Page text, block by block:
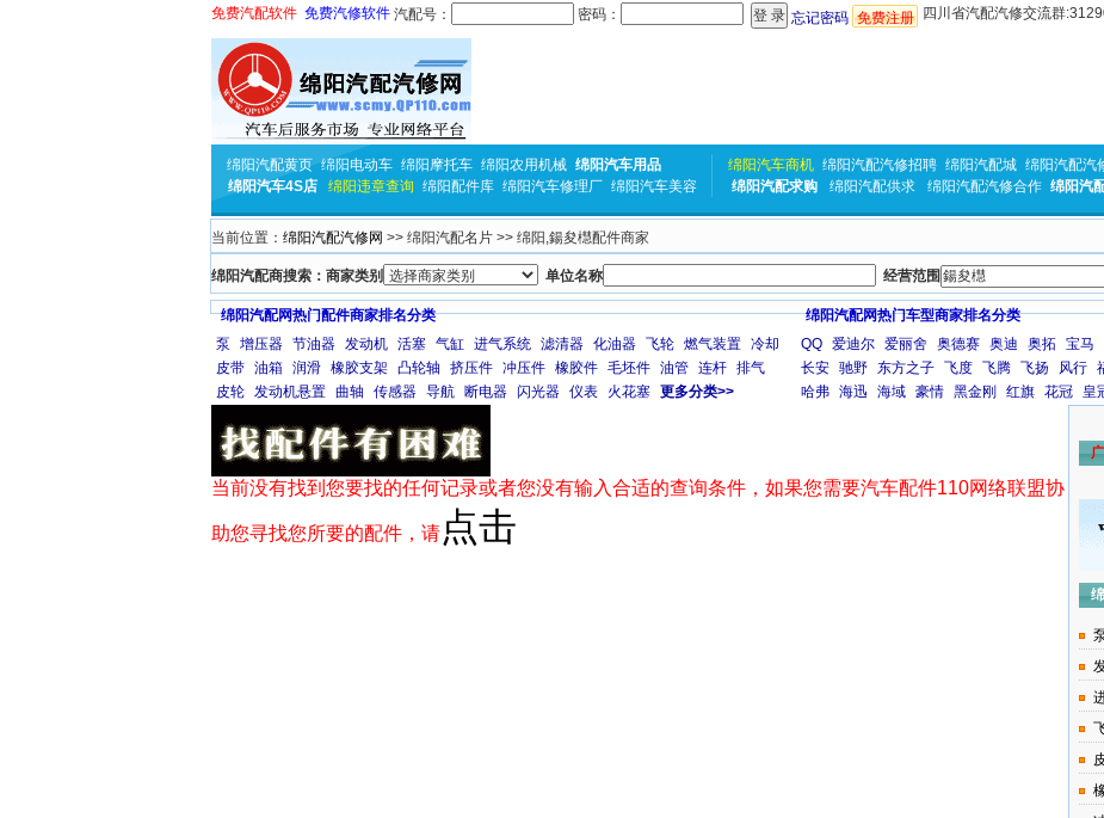
免费汽配软件 免费汽修软件 汽配号： 密码： 忘记密码 免费注册 四川省汽配汽修交流群
绵阳汽配黄页 绵阳电动车 绵阳摩托车 绵阳农用机械 绵阳汽车用品
绵阳汽车4S店
绵阳违章查询 绵阳配件库 绵阳汽车修理厂 绵阳汽车美容
绵阳汽车商机 绵阳汽配汽修招聘 绵阳汽配城 绵阳汽配汽
绵阳汽配求购
绵阳汽配供求 绵阳汽配汽修合作 绵阳汽
当前位置： 绵阳汽配汽修网 >> 绵阳汽配名片 >> 绵阳,鍚夋櫘配件商家
绵阳汽配商搜索：商家类别 单位名称 经营范围
绵阳汽配网热门配件商家排名分类
泵
增压器 节油器 发动机 活塞 气缸 进气系统 滤清器 化油器 飞轮 燃气装置 冷却
皮带 油箱 润滑 橡胶支架 凸轮轴 挤压件 冲压件 橡胶件 毛坯件 油管 连杆 排气
皮轮 发动机悬置 曲轴 传感器 导航 断电器 闪光器 仪表 火花塞 更多分类>>
绵阳汽配网热门车型商家排名分类
QQ 爱迪尔 爱丽舍 奥德赛 奥迪 奥拓 宝马
长安 驰野 东方之子 飞度 飞腾 飞扬 风行
哈弗 海迅 海域 豪情 黑金刚 红旗 花冠 皇
当前没有找到您要找的任何记录或者您没有输入合适的查询条件，如果您需要汽车配件110网络联盟协
助您寻找您所要的配件，请 点击